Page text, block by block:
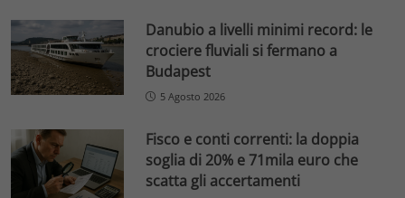
Danubio a livelli minimi record: le
crociere fluviali si fermano a
Budapest
5 Agosto 2026
Fisco e conti correnti: la doppia
soglia di 20% e 71mila euro che
scatta gli accertamenti